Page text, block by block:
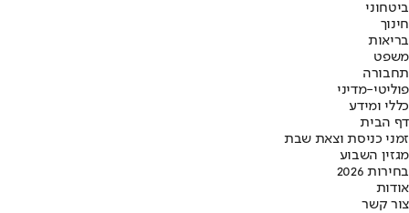
ביטחוני
חינוך
בריאות
משפט
תחבורה
פוליטי-מדיני
כללי ומידע
דף הבית
זמני כניסת וצאת שבת
מגזין השבוע
בחירות 2026
אודות
צור קשר